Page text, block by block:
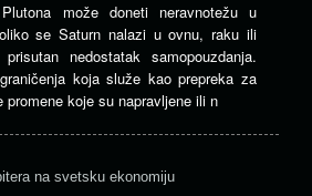
može doneti neravnotežu u
se Saturn nalazi u ovnu, raku ili
nedostatak samopouzdanja.
koja služe kao prepreka za
promene koje su napravljene ili n
na svetsku ekonomiju